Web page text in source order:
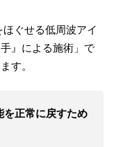
ぐせる低周波アイ
』による施術」で
す。
正常に戻すため